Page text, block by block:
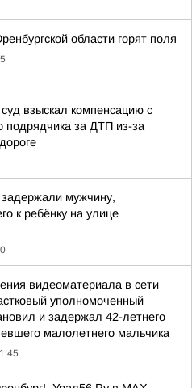
области горят поля
взыскал компенсацию с
подрядчика за ДТП из-за
мужчину,
к ребёнку на улице
видеоматериала в сети
уполномоченный
и задержал 42-летнего
малолетнего мальчика